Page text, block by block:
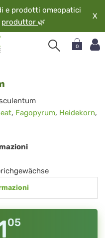
e prodotti omeopatici
produttor 🌿
X
0
, Fagopyrum, Heidekorn,
05